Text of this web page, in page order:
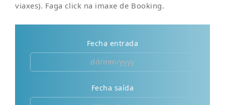
viaxes). Faga click na imaxe de Booking.
Fecha entrada
Fecha saída